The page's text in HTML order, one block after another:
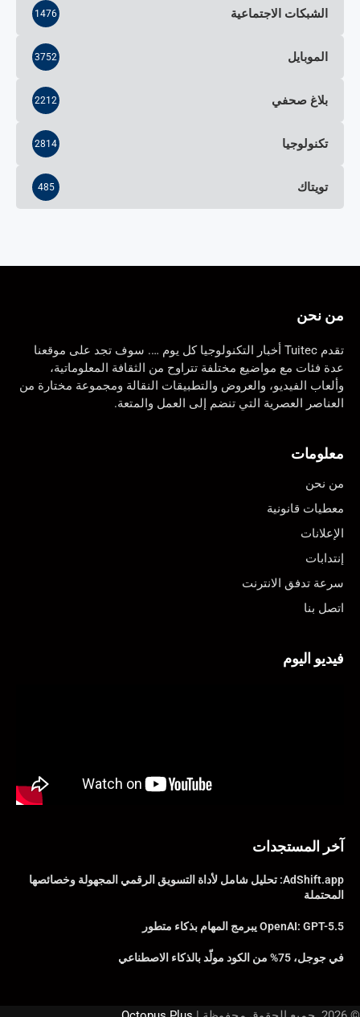
الشبكات الاجتماعية 1476
الموبايل 3752
بلاغ صحفي 2212
تكنولوجيا 2814
تويتاك 485
من نحن
تقدم Tuitec أخبار التكنولوجيا كل يوم …. سوف تجد على موقعنا
عدة فئات مع مواضيع مختلفة تتراوح من الثقافة المعلوماتية،
وألعاب الفيديو، والعروض والتطبيقات النقالة ومجموعة مختارة من
العناصر العصرية التي تنضم إلى العمل والمتعة.
معلومات
من نحن
معطيات قانونية
الإعلانات
إنتدابات
سرعة تدفق الانترنت
اتصل بنا
فيديو اليوم
آخر المستجدات
AdShift.app: تحليل شامل لأداة التسويق الرقمي المجهولة وخصائصها
المحتملة
OpenAI: GPT-5.5 يبرمج المهام بذكاء متطور
في جوجل، 75% من الكود مولّد بالذكاء الاصطناعي